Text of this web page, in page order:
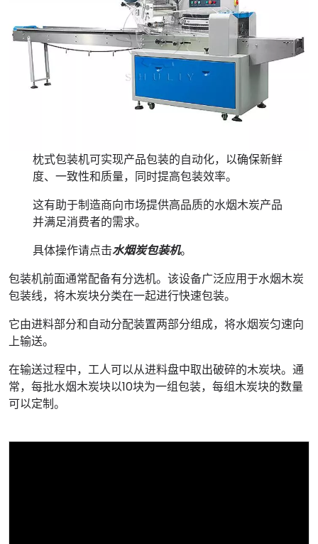
枕式包装机可实现产品包装的自动化，以确保新鲜
度、一致性和质量，同时提高包装效率。
这有助于制造商向市场提供高品质的水烟木炭产品
并满足消费者的需求。
具体操作请点击水烟炭包装机。
包装机前面通常配备有分选机。该设备广泛应用于水烟木炭
包装线，将木炭块分类在一起进行快速包装。
它由进料部分和自动分配装置两部分组成，将水烟炭匀速向
上输送。
在输送过程中，工人可以从进料盘中取出破碎的木炭块。通
常，每批水烟木炭块以10块为一组包装，每组木炭块的数量
可以定制。